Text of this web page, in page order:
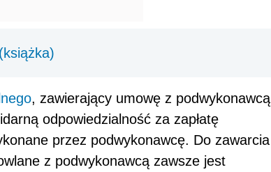
, zawierający umowę z podwykonawcą
odpowiedzialność za zapłatę
przez podwykonawcę. Do zawarcia
z podwykonawcą zawsze jest